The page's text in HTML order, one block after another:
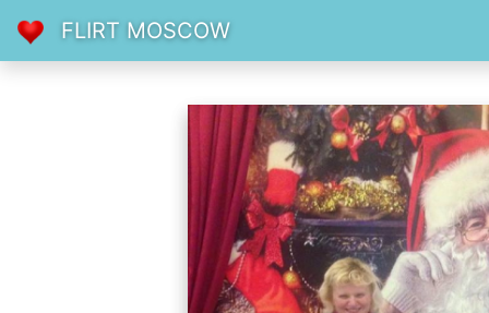
FLIRT MOSCOW